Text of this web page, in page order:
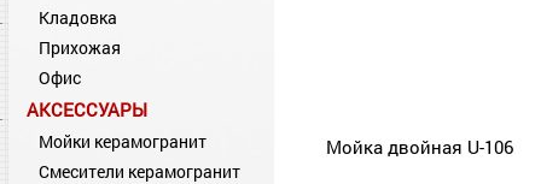
Кладовка
Прихожая
Офис
АКСЕССУАРЫ
Мойки керамогранит
Смесители керамогранит
Мойка двойная U-106